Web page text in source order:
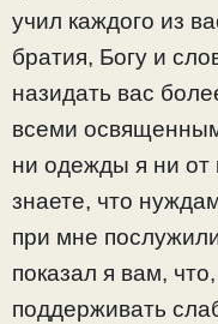
учил каждого из
братия, Богу и
назидать вас
всеми
ни одежды я ни от
знаете, что
при мне
показал я вам,
поддерживать